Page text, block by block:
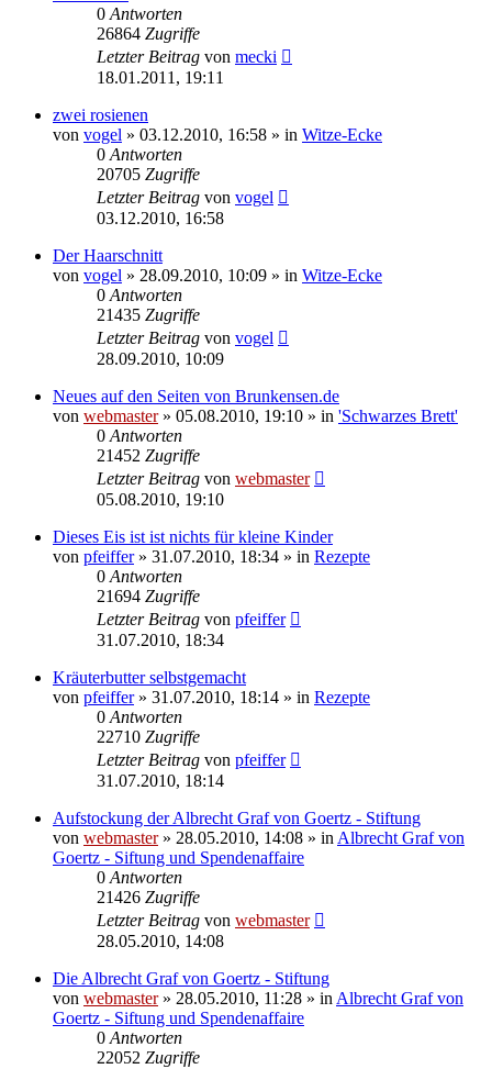
0 Antworten
26864 Zugriffe
Letzter Beitrag von mecki
18.01.2011, 19:11
zwei rosienen
von vogel » 03.12.2010, 16:58 » in Witze-Ecke
0 Antworten
20705 Zugriffe
Letzter Beitrag von vogel
03.12.2010, 16:58
Der Haarschnitt
von vogel » 28.09.2010, 10:09 » in Witze-Ecke
0 Antworten
21435 Zugriffe
Letzter Beitrag von vogel
28.09.2010, 10:09
Neues auf den Seiten von Brunkensen.de
von webmaster» 05.08.2010, 19:10 » in 'Schwarzes Brett'
0 Antworten
21452 Zugriffe
Letzter Beitrag von webmaster
05.08.2010, 19:10
Dieses Eis ist ist nichts für kleine Kinder
von pfeiffer» 31.07.2010, 18:34 » in Rezepte
0 Antworten
21694 Zugriffe
Letzter Beitrag von pfeiffer
31.07.2010, 18:34
Kräuterbutter selbstgemacht
von pfeiffer» 31.07.2010, 18:14 » in Rezepte
0 Antworten
22710 Zugriffe
Letzter Beitrag von pfeiffer
31.07.2010, 18:14
Aufstockung der Albrecht Graf von Goertz - Stiftung
von webmaster» 28.05.2010, 14:08 » in Albrecht Graf von
Goertz - Siftung und Spendenaffaire
0 Antworten
21426 Zugriffe
Letzter Beitrag von webmaster
28.05.2010, 14:08
Die Albrecht Graf von Goertz - Stiftung
von webmaster» 28.05.2010, 11:28 » in Albrecht Graf von
Goertz - Siftung und Spendenaffaire
0 Antworten
22052 Zugriffe